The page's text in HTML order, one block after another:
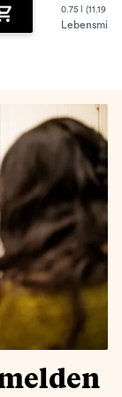
Zum Warenkorb
0.75 l (11.19 €